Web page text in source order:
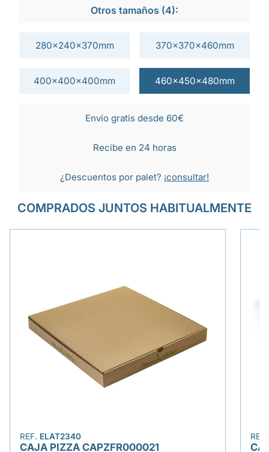
Otros tamaños (4):
280x240x370mm 370x370x460mm
400x400x400mm 460x450x480mm
Envío gratis desde 60€
Recibe en 24 horas
¿Descuentos por palet? ¡consultar!
COMPRADOS JUNTOS HABITUALMENTE
REF. ELAT2340
CAJA PIZZA CAPZFR000021